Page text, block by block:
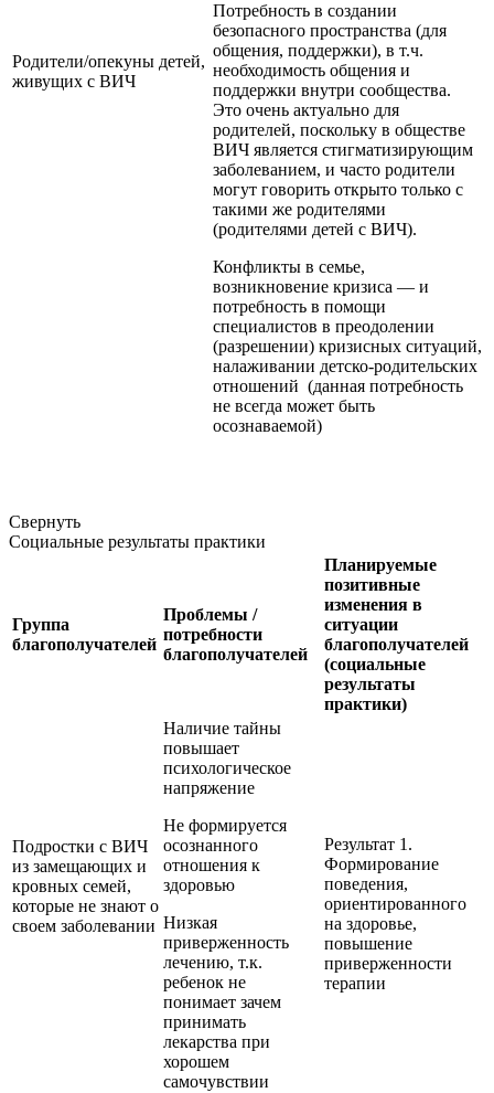
Родители/опекуны детей,
живущих с ВИЧ
Потребность в создании
безопасного пространства (для
общения, поддержки), в т.ч.
необходимость общения и
поддержки внутри сообщества.
Это очень актуально для
родителей, поскольку в обществе
ВИЧ является стигматизирующим
заболеванием, и часто родители
могут говорить открыто только с
такими же родителями
(родителями детей с ВИЧ).
Конфликты в семье,
возникновение кризиса — и
потребность в помощи
специалистов в преодолении
(разрешении) кризисных ситуаций,
налаживании детско-родительских
отношений (данная потребность
не всегда может быть
осознаваемой)
Свернуть
Социальные результаты практики
Группа
благополучателей
Проблемы /
потребности
благополучателей
Планируемые
позитивные
изменения в
ситуации
благополучателей
(социальные
результаты
практики)
Подростки с ВИЧ
из замещающих и
кровных семей,
которые не знают о
своем заболевании
Наличие тайны
повышает
психологическое
напряжение
Не формируется
осознанного
отношения к
здоровью
Низкая
приверженность
лечению, т.к.
ребенок не
понимает зачем
принимать
лекарства при
хорошем
самочувствии
Результат 1.
Формирование
поведения,
ориентированного
на здоровье,
повышение
приверженности
терапии